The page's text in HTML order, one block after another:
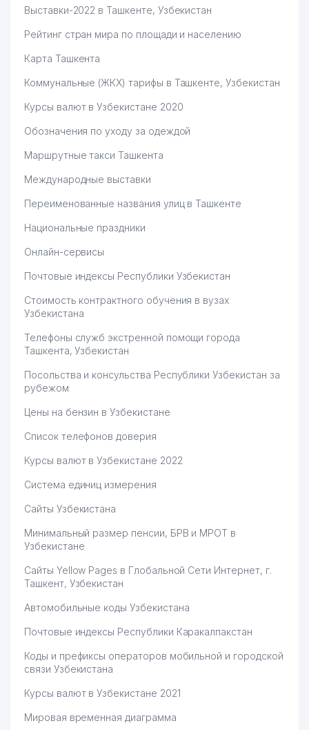
Выставки-2022 в Ташкенте, Узбекистан
Рейтинг стран мира по площади и населению
Карта Ташкента
Коммунальные (ЖКХ) тарифы в Ташкенте, Узбекистан
Курсы валют в Узбекистане 2020
Обозначения по уходу за одеждой
Маршрутные такси Ташкента
Международные выставки
Переименованные названия улиц в Ташкенте
Национальные праздники
Онлайн-сервисы
Почтовые индексы Республики Узбекистан
Стоимость контрактного обучения в вузах
Узбекистана
Телефоны служб экстренной помощи города
Ташкента, Узбекистан
Посольства и консульства Республики Узбекистан за
рубежом
Цены на бензин в Узбекистане
Список телефонов доверия
Курсы валют в Узбекистане 2022
Система единиц измерения
Сайты Узбекистана
Минимальный размер пенсии, БРВ и МРОТ в
Узбекистане
Сайты Yellow Pages в Глобальной Сети Интернет, г.
Ташкент, Узбекистан
Автомобильные коды Узбекистана
Почтовые индексы Республики Каракалпакстан
Коды и префиксы операторов мобильной и городской
связи Узбекистана
Курсы валют в Узбекистане 2021
Мировая временная диаграмма